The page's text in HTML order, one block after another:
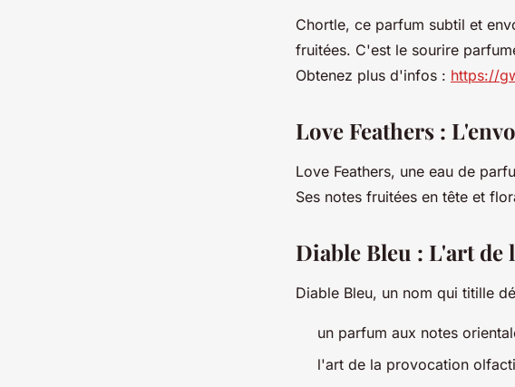
Chortle, ce parfum subtil et
fruitées. C'est le sourire
Obtenez plus d'infos : https://
Love Feathers :
Love Feathers, une eau de
Ses notes fruitées en tête et
Diable Bleu : L'art
Diable Bleu, un nom qui titille
un parfum aux notes
l'art de la provocation